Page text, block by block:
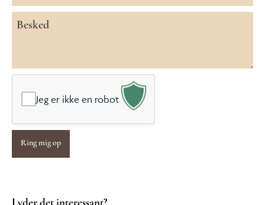
Besked
Jeg er ikke en robot